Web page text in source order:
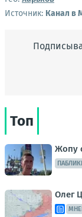
Источник: Канал в
Топ
Жопу
Олег